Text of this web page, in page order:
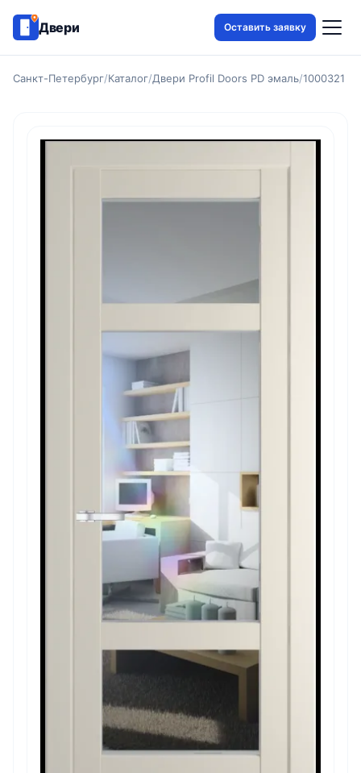
Двери Оставить заявку
Санкт-Петербург/Каталог/Двери Profil Doors PD эмаль/1000321